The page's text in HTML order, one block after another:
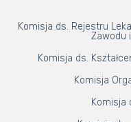
Komisja ds. Rejestru
Zawodu
Komisja ds.
Komisja
Komisja